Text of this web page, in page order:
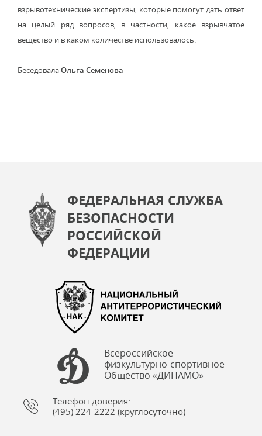
взрывотехнические экспертизы, которые помогут дать ответ
на целый ряд вопросов, в частности, какое взрывчатое
вещество и в каком количестве использовалось.
БеседовалаОльга Семенова
ФЕДЕРАЛЬНАЯ СЛУЖБА
БЕЗОПАСНОСТИ
РОССИЙСКОЙ
ФЕДЕРАЦИИ
Всероссийское
физкультурно-спортивное
Общество «ДИНАМО»
Телефон доверия:
(495) 224-2222 (круглосуточно)